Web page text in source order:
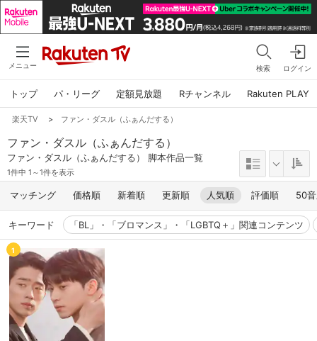
メニュー 検索 ログイン
トップ パ・リーグ 定額見放題 Rチャンネル Rakuten PLAY
楽天TV > ファン・ダスル（ふぁんだする）
ファン・ダスル（ふぁんだする）
ファン・ダスル（ふぁんだする） 脚本作品一覧
1件中 1～1件を表示
マッチング 価格順 新着順 更新順 人気順 評価順 50
キーワード 「BL」・「ブロマンス」・「LGBTQ＋」関連コンテンツ
1